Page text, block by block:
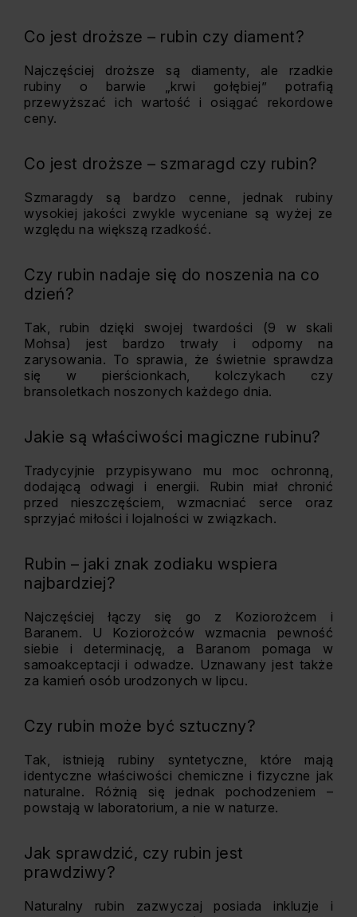
Co jest droższe – rubin czy diament?
Najczęściej droższe są diamenty, ale rzadkie
rubiny o barwie „krwi gołębiej” potrafią
przewyższać ich wartość i osiągać rekordowe
ceny.
Co jest droższe – szmaragd czy rubin?
Szmaragdy są bardzo cenne, jednak rubiny
wysokiej jakości zwykle wyceniane są wyżej ze
względu na większą rzadkość.
Czy rubin nadaje się do noszenia na co
dzień?
Tak, rubin dzięki swojej twardości (9 w skali
Mohsa) jest bardzo trwały i odporny na
zarysowania. To sprawia, że świetnie sprawdza
się w pierścionkach, kolczykach czy
bransoletkach noszonych każdego dnia.
Jakie są właściwości magiczne rubinu?
Tradycyjnie przypisywano mu moc ochronną,
dodającą odwagi i energii. Rubin miał chronić
przed nieszczęściem, wzmacniać serce oraz
sprzyjać miłości i lojalności w związkach.
Rubin – jaki znak zodiaku wspiera
najbardziej?
Najczęściej łączy się go z Koziorożcem i
Baranem. U Koziorożców wzmacnia pewność
siebie i determinację, a Baranom pomaga w
samoakceptacji i odwadze. Uznawany jest także
za kamień osób urodzonych w lipcu.
Czy rubin może być sztuczny?
Tak, istnieją rubiny syntetyczne, które mają
identyczne właściwości chemiczne i fizyczne jak
naturalne. Różnią się jednak pochodzeniem –
powstają w laboratorium, a nie w naturze.
Jak sprawdzić, czy rubin jest
prawdziwy?
Naturalny rubin zazwyczaj posiada inkluzje i